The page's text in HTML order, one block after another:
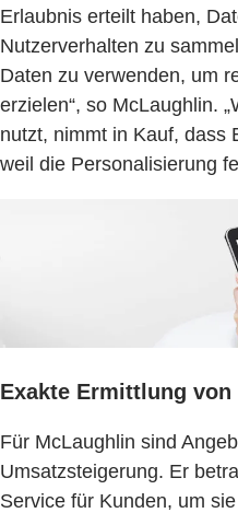
Erlaubnis erteilt haben,
Nutzerverhalten zu
Daten zu verwenden, um
erzielen“, so McLaughlin.
nutzt, nimmt in Kauf, dass
weil die Personalisierung
Exakte Ermittlung von
Für McLaughlin sind
Umsatzsteigerung. Er
Service für Kunden, um